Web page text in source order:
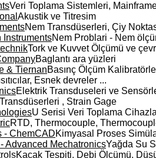
Veri Toplama Sistemleri,
Akustik ve Titresim
Nem Transdüserleri, Çiy
InstrumentsNem Problari - Nem
Tork ve Kuvvet Ölçümü ve
Baglantı ara yüzleri
& TiernanBasınç Ölçüm
Esnek devreler ...
Elektrik Transduseleri ve
Transdüserleri , Strain Gage
U Serisi Veri Toplama
RTD, Thermocouple,
- ChemCADKimyasal Proses
Advanced MechatronicsYağda Su
Kaçak Tespiti, Debi Ölçümü,